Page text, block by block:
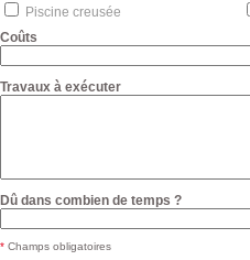
Piscine creusée
Coûts
Travaux à exécuter
Dû dans combien de temps ?
* Champs obligatoires